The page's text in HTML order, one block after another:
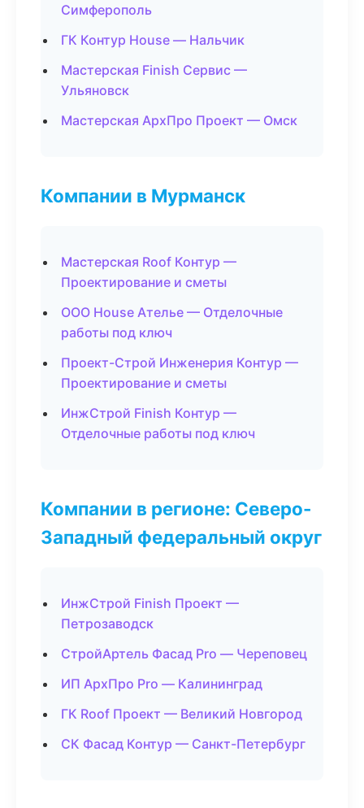
Симферополь
ГК Контур House — Нальчик
Мастерская Finish Сервис —
Ульяновск
Мастерская АрхПро Проект — Омск
Компании в Мурманск
Мастерская Roof Контур —
Проектирование и сметы
ООО House Ателье — Отделочные
работы под ключ
Проект-Строй Инженерия Контур —
Проектирование и сметы
ИнжСтрой Finish Контур —
Отделочные работы под ключ
Компании в регионе: Северо-
Западный федеральный округ
ИнжСтрой Finish Проект —
Петрозаводск
СтройАртель Фасад Pro — Череповец
ИП АрхПро Pro — Калининград
ГК Roof Проект — Великий Новгород
СК Фасад Контур — Санкт-Петербург